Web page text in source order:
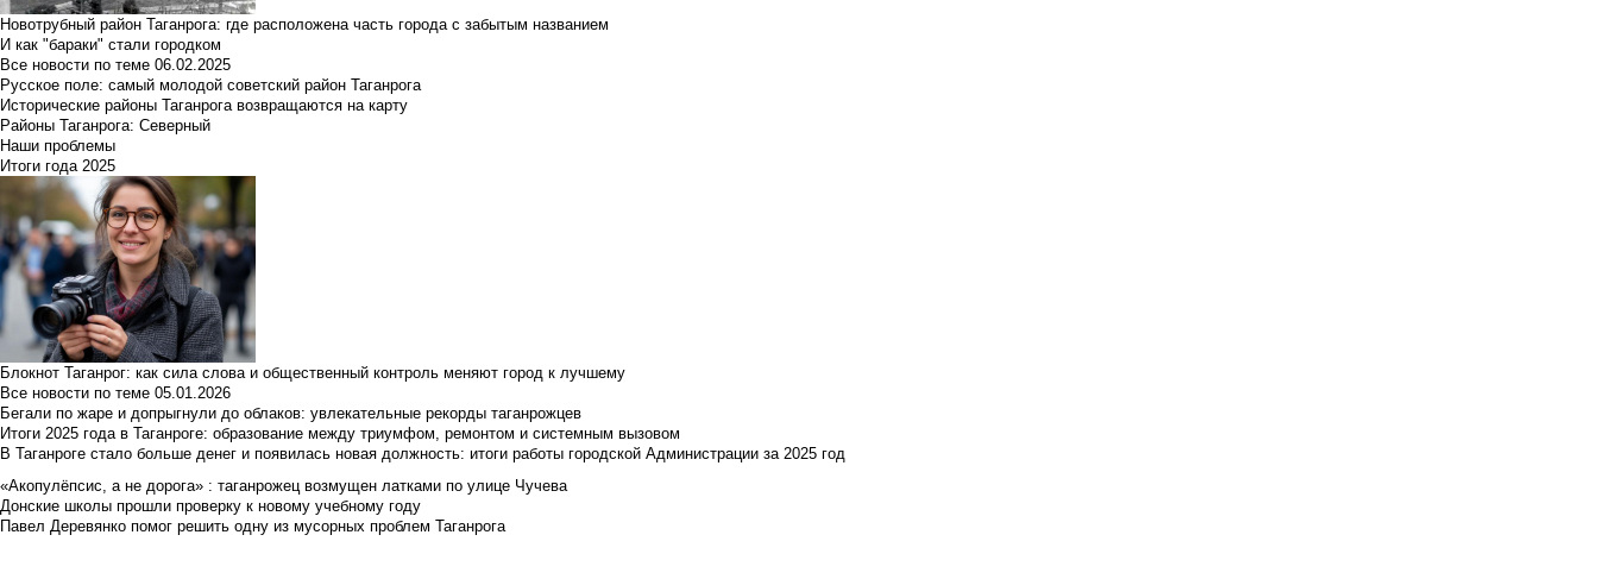
Новотрубный район Таганрога: где расположена часть города с забытым названием
И как "бараки" стали городком
Все новости по теме 06.02.2025
Русское поле: самый молодой советский район Таганрога
Исторические районы Таганрога возвращаются на карту
Районы Таганрога: Северный
Наши проблемы
Итоги года 2025
Блокнот Таганрог: как сила слова и общественный контроль меняют город к лучшему
Все новости по теме 05.01.2026
Бегали по жаре и допрыгнули до облаков: увлекательные рекорды таганрожцев
Итоги 2025 года в Таганроге: образование между триумфом, ремонтом и системным вызовом
В Таганроге стало больше денег и появилась новая должность: итоги работы городской Администрации за 2025 год
«Акопулёпсис, а не дорога» : таганрожец возмущен латками по улице Чучева
Донские школы прошли проверку к новому учебному году
Павел Деревянко помог решить одну из мусорных проблем Таганрога